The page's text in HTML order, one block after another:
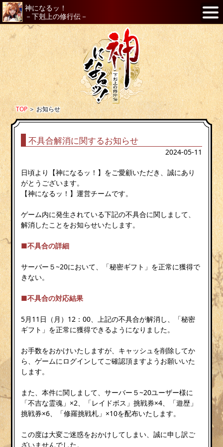
神になるッ！
－下剋上の修行伝－
TOP＞お知らせ
不具合解消に関するお知らせ
2024-05-11
日頃より【神になるッ！】をご愛顧いただき、誠にあり
がとうございます。
【神になるッ！】運営チームです。
ゲーム内に発生されている下記の不具合に関しまして、
解消したことをお知らせいたします。
■不具合の詳細
サーバー５~20において、「秘密ギフト」を正常に獲得で
きない。
■不具合の対応結果
5月11日（月）12：00、上記の不具合が解消し、「秘密
ギフト」を正常に獲得できるようになりました。
お手数をおかけいたしますが、キャッシュを削除してか
ら、ゲームにログインしてご確認頂ますようお願いいた
します。
また、本件に関しまして、サーバー５~20ユーザー様に
「不吉な霊魂」×2、「レイドボス」挑戦券×4、「遊歴」
挑戦券×6、「修羅挑戦札」×10を配布いたします。
この度は大変ご迷惑をおかけしてしまい、誠に申し訳ご
ざいませんでした。